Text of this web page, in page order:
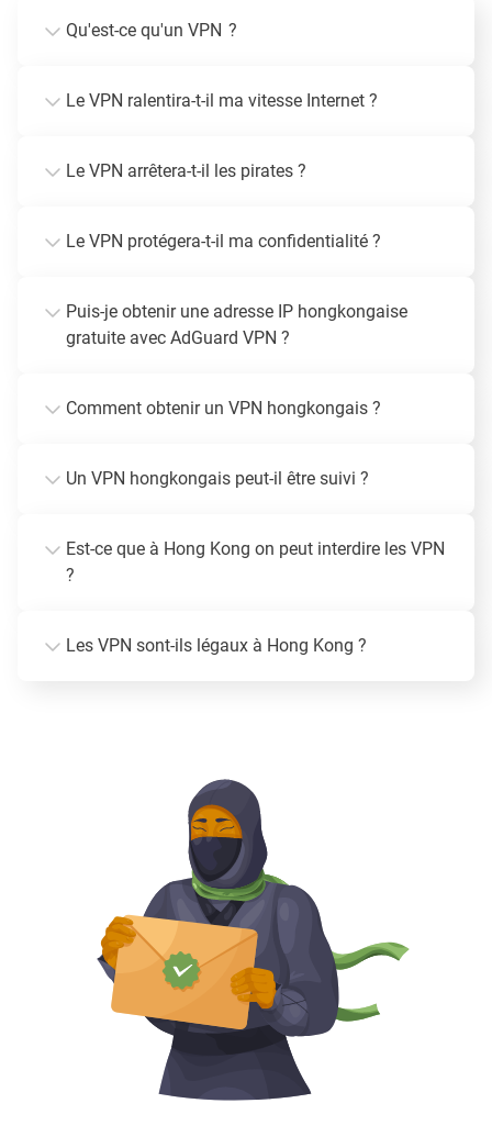
Qu'est-ce qu'un VPN ?
Le VPN ralentira-t-il ma vitesse Internet ?
Le VPN arrêtera-t-il les pirates ?
Le VPN protégera-t-il ma confidentialité ?
Puis-je obtenir une adresse IP hongkongaise
gratuite avec AdGuard VPN ?
Comment obtenir un VPN hongkongais ?
Un VPN hongkongais peut-il être suivi ?
Est-ce que à Hong Kong on peut interdire les VPN
?
Les VPN sont-ils légaux à Hong Kong ?